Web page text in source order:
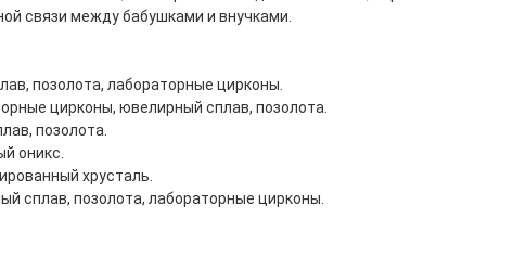
связи между бабушками и внучками.
позолота, лабораторные цирконы.
цирконы, ювелирный сплав, позолота.
позолота.
оникс.
хрусталь.
сплав, позолота, лабораторные цирконы.